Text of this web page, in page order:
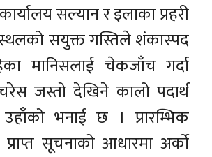
सल्यान र इलाका प्रहरी
सयुक्त गस्तिले शंकास्पद
मानिसलाई चेकजाँच गर्दा
जस्तो देखिने कालो पदार्थ
भनाई छ । प्रारम्भिक
सूचनाको आधारमा अर्को